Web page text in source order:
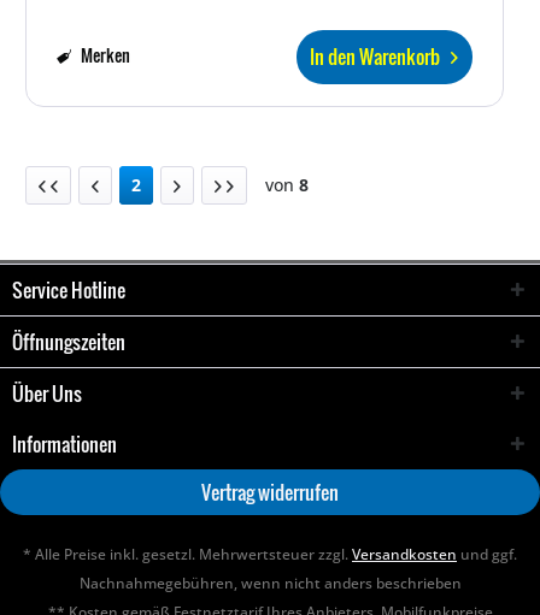
In den Warenkorb
Merken
2 von 8
Service Hotline
Öffnungszeiten
Über Uns
Informationen
Vertrag widerrufen
* Alle Preise inkl. gesetzl. Mehrwertsteuer zzgl.Versandkosten und ggf.
Nachnahmegebühren, wenn nicht anders beschrieben